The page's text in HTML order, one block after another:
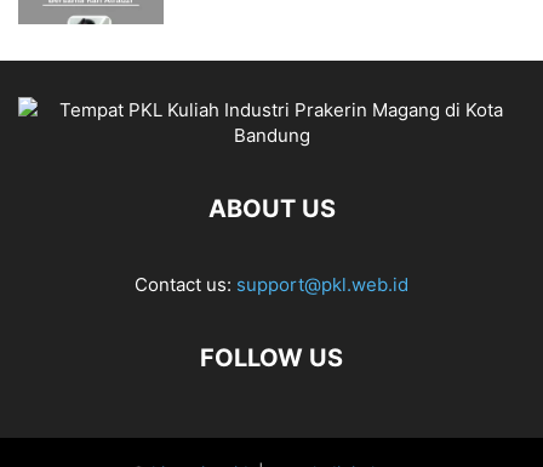
ABOUT US
Contact us: support@pkl.web.id
FOLLOW US